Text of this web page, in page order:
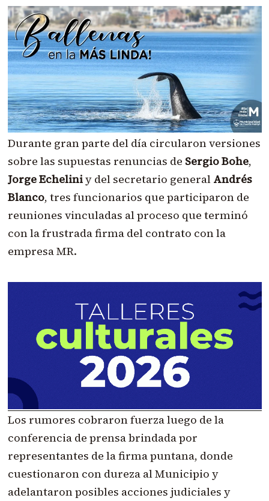
Durante gran parte del día circularon versiones
sobre las supuestas renuncias de Sergio Bohe,
Jorge Echeliniy del secretario general Andrés
Blanco, tres funcionarios que participaron de
reuniones vinculadas al proceso que terminó
con la frustrada firma del contrato con la
empresa MR.
Los rumores cobraron fuerza luego de la
conferencia de prensa brindada por
representantes de la firma puntana, donde
cuestionaron con dureza al Municipio y
adelantaron posibles acciones judiciales y